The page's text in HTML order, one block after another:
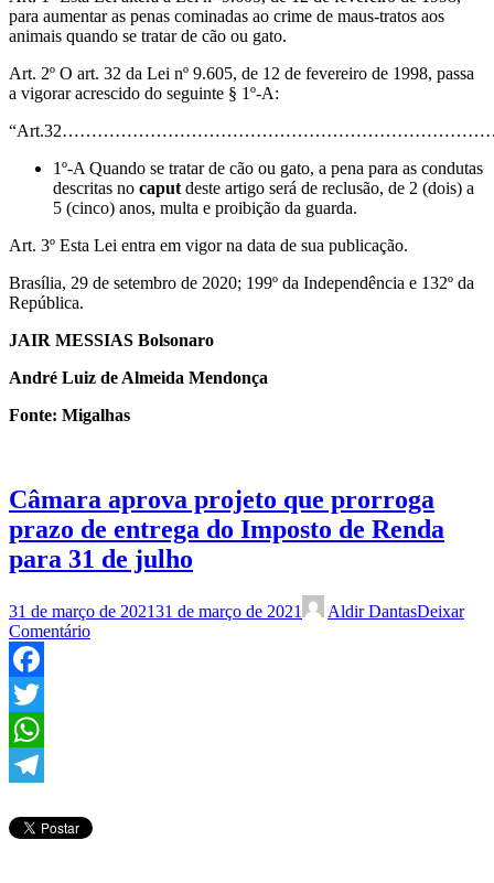
para aumentar as penas cominadas ao crime de maus-tratos aos
animais quando se tratar de cão ou gato.
Art. 2º O art. 32 da Lei nº 9.605, de 12 de fevereiro de 1998, passa
a vigorar acrescido do seguinte § 1º-A:
1º-A Quando se tratar de cão ou gato, a pena para as condutas
descritas no caput deste artigo será de reclusão, de 2 (dois) a
5 (cinco) anos, multa e proibição da guarda.
Art. 3º Esta Lei entra em vigor na data de sua publicação.
Brasília, 29 de setembro de 2020; 199º da Independência e 132º da
República.
JAIR MESSIAS Bolsonaro
André Luiz de Almeida Mendonça
Fonte: Migalhas
Câmara aprova projeto que prorroga
prazo de entrega do Imposto de Renda
para 31 de julho
31 de março de 202131 de março de 2021 Aldir DantasDeixar
Comentário
Facebook
Twitter
WhatsApp